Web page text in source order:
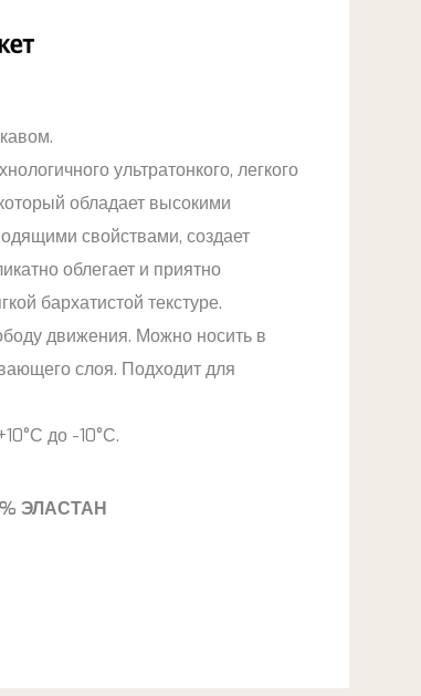
ультратонкого, легкого
обладает высокими
свойствами, создает
облегает и приятно
бархатистой текстуре.
движения. Можно носить в
слоя. Подходит для
до -10°С.
ЭЛАСТАН